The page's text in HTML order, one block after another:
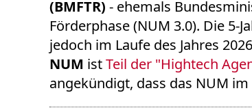
(BMFTR) - ehemals
Förderphase (NUM 3.0). Die
jedoch im Laufe des Jahres
NUM istTeil der "Hightech
angekündigt, dass das NUM im